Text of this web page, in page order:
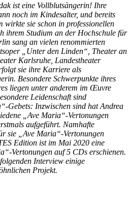
ist eine Vollblutsängerin! Ihre
noch im Kindesalter, und bereits
wirkte sie schon in professionellen
ihrem Studium an der Hochschule für
sang an vielen renommierten
„Unter den Linden“, Theater an
Karlsruhe, Landestheater
sie ihre Karriere als
Besondere Schwerpunkte ihres
liegen unter anderem im Œuvre
Leidenschaft sind
Gebets: Inzwischen sind hat Andrea
„Ave Maria“-Vertonungen
aufgeführt. Namhafte
sie „Ave Maria“-Vertonungen
Edition ist im Mai 2020 eine
Vertonungen auf 5 CDs erschienen.
Interview einige
Projekt.